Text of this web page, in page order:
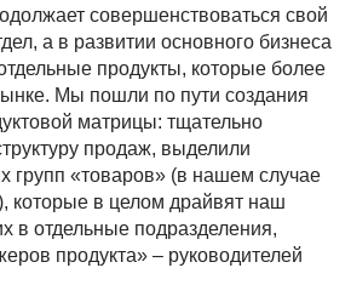
совершенствоваться свой
а в развитии основного бизнеса
продукты, которые более
Мы пошли по пути создания
матрицы: тщательно
продаж, выделили
групп «товаров» (в нашем случае
которые в целом драйвят наш
в отдельные подразделения,
продукта» – руководителей